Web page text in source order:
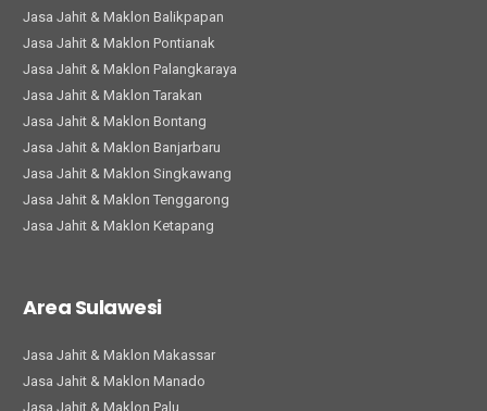
Jasa Jahit & Maklon Balikpapan
Jasa Jahit & Maklon Pontianak
Jasa Jahit & Maklon Palangkaraya
Jasa Jahit & Maklon Tarakan
Jasa Jahit & Maklon Bontang
Jasa Jahit & Maklon Banjarbaru
Jasa Jahit & Maklon Singkawang
Jasa Jahit & Maklon Tenggarong
Jasa Jahit & Maklon Ketapang
Area Sulawesi
Jasa Jahit & Maklon Makassar
Jasa Jahit & Maklon Manado
Jasa Jahit & Maklon Palu